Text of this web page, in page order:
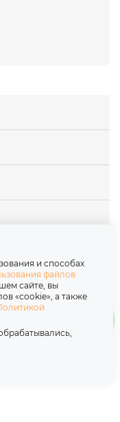
и способах
файлов
сайте, вы
«cookie», а также